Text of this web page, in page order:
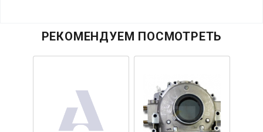
РЕКОМЕНДУЕМ ПОСМОТРЕТЬ